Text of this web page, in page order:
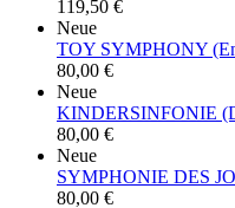
119,50 €
Neue
TOY SYMPHONY
80,00 €
Neue
KINDERSINFONIE
80,00 €
Neue
SYMPHONIE DES
80,00 €